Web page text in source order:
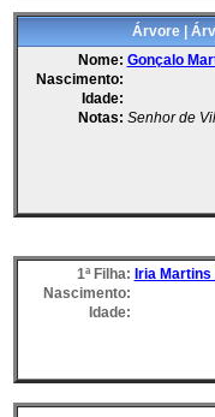
Árvore|
Nome: Gonçalo
Nascimento:
Idade:
Notas: Senhor de
1ª Filha: Iria
Nascimento:
Idade: